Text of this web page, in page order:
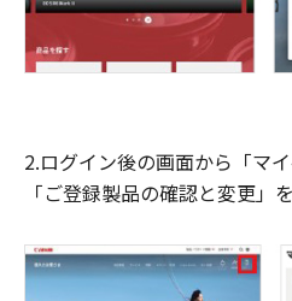
2.ログイン後の画面から「マイ
「ご登録製品の確認と変更」